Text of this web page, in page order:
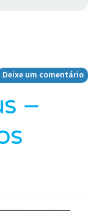
Deixe um comentário
–